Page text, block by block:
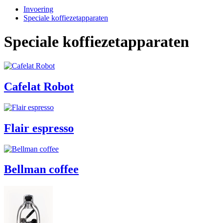
Invoering
Speciale koffiezetapparaten
Speciale koffiezetapparaten
Cafelat Robot
Flair espresso
Bellman coffee